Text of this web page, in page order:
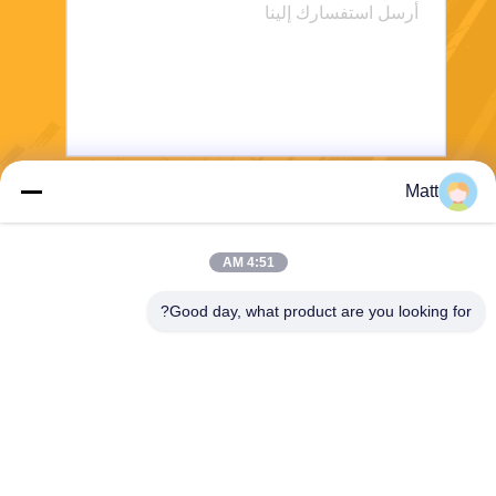
Matt
4:51 AM
Good day, what product are you looking for?